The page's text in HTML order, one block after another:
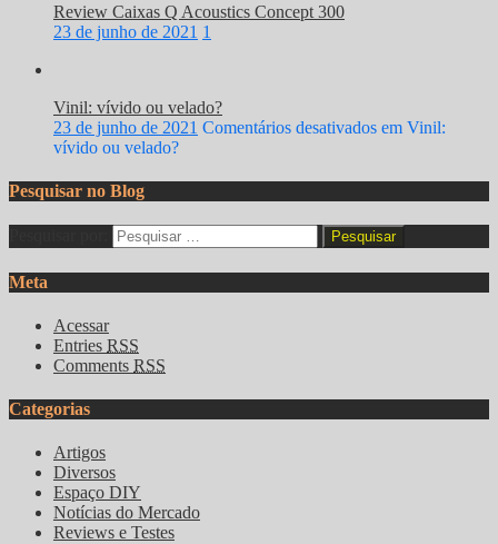
Review Caixas Q Acoustics Concept 300
23 de junho de 2021 1
Vinil: vívido ou velado?
23 de junho de 2021 Comentários desativados em Vinil:
vívido ou velado?
Pesquisar no Blog
Meta
Acessar
Entries RSS
Comments RSS
Categorias
Artigos
Diversos
Espaço DIY
Notícias do Mercado
Reviews e Testes